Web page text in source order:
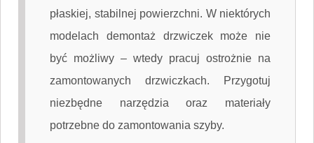
płaskiej, stabilnej powierzchni. W niektórych
modelach demontaż drzwiczek może nie
być możliwy – wtedy pracuj ostrożnie na
zamontowanych drzwiczkach. Przygotuj
niezbędne narzędzia oraz materiały
potrzebne do zamontowania szyby.